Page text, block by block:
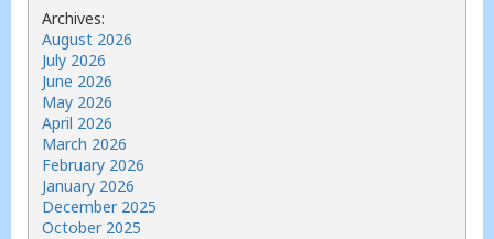
Archives:
August 2026
July 2026
June 2026
May 2026
April 2026
March 2026
February 2026
January 2026
December 2025
October 2025